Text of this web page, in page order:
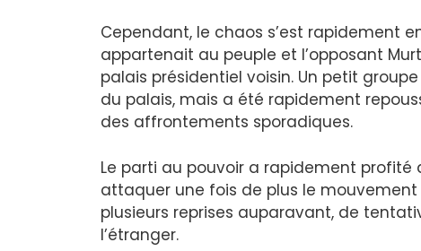
Cependant, le chaos s’est rapidement
appartenait au peuple et l’opposant
palais présidentiel voisin. Un petit
du palais, mais a été rapidement
des affrontements sporadiques.
Le parti au pouvoir a rapidement profité
attaquer une fois de plus le
plusieurs reprises auparavant, de
l’étranger.